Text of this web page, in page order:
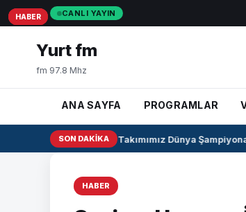
CANLI YAYIN
Yurt fm
fm 97.8 Mhz
ANA SAYFA PROGRAMLAR
SON DAKIKA
U17 Kız Milli Takımımız Dünya
HABER
HABER
HABER
HABER